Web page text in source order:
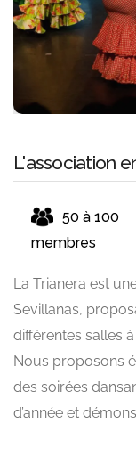
L'association
50 à 100
membres
La Trianera est
Sevillanas,
différentes salles
Nous proposons
des soirées
d’année et